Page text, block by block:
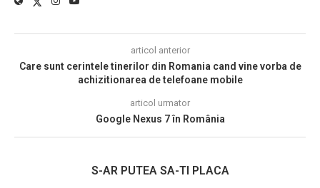
articol anterior
Care sunt cerintele tinerilor din Romania cand vine vorba de
achizitionarea de telefoane mobile
articol urmator
Google Nexus 7 în România
S-AR PUTEA SA-TI PLACA